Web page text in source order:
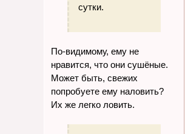
сутки.
По-видимому, ему не
нравится, что они сушёные.
Может быть, свежих
попробуете ему наловить?
Их же легко ловить.